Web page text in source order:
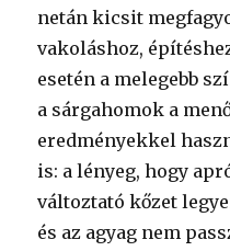
netán kicsit
vakoláshoz,
esetén a melegebb
a sárgahomok a
eredményekkel
is: a lényeg, hogy
változtató kőzet
és az agyag nem